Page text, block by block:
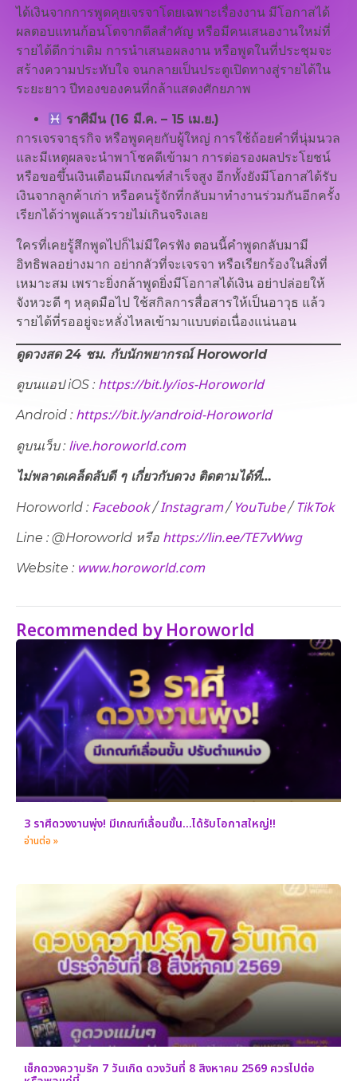
ได้เงินจากการพูดคุยเจรจาโดยเฉพาะเรื่องงาน มีโอกาสได้
ผลตอบแทนก้อนโตจากดีลสำคัญ หรือมีคนเสนองานใหม่ที่
รายได้ดีกว่าเดิม การนำเสนอผลงาน หรือพูดในที่ประชุมจะ
สร้างความประทับใจ จนกลายเป็นประตูเปิดทางสู่รายได้ใน
ระยะยาว ปีทองของคนที่กล้าแสดงศักยภาพ
ราศีมีน (16 มี.ค. – 15 เม.ย.)
การเจรจาธุรกิจ หรือพูดคุยกับผู้ใหญ่ การใช้ถ้อยคำที่นุ่มนวล
และมีเหตุผลจะนำพาโชคดีเข้ามา การต่อรองผลประโยชน์
หรือขอขึ้นเงินเดือนมีเกณฑ์สำเร็จสูง อีกทั้งยังมีโอกาสได้รับ
เงินจากลูกค้าเก่า หรือคนรู้จักที่กลับมาทำงานร่วมกันอีกครั้ง
เรียกได้ว่าพูดแล้วรวยไม่เกินจริงเลย
ใครที่เคยรู้สึกพูดไปก็ไม่มีใครฟัง ตอนนี้คำพูดกลับมามี
อิทธิพลอย่างมาก อย่ากลัวที่จะเจรจา หรือเรียกร้องในสิ่งที่
เหมาะสม เพราะยิ่งกล้าพูดยิ่งมีโอกาสได้เงิน อย่าปล่อยให้
จังหวะดี ๆ หลุดมือไป ใช้สกิลการสื่อสารให้เป็นอาวุธ แล้ว
รายได้ที่รออยู่จะหลั่งไหลเข้ามาแบบต่อเนื่องแน่นอน
ดูดวงสด 24 ชม. กับนักพยากรณ์ Horoworld
ดูบนแอป iOS : https://bit.ly/ios-Horoworld
Android : https://bit.ly/android-Horoworld
ดูบนเว็บ​ : live.horoworld.com
ไม่พลาดเคล็ดลับดี ๆ เกี่ยวกับดวง ติดตามได้ที่…
Horoworld : Facebook/Instagram/ YouTube/ TikTok
Line : @Horoworld หรือ https://lin.ee/TE7vWwg
Website : www.horoworld.com
Recommended by Horoworld
3 ราศีดวงงานพุ่ง! มีเกณฑ์เลื่อนขั้น…ได้รับโอกาสใหญ่!!
อ่านต่อ »
เช็กดวงความรัก 7 วันเกิด ดวงวันที่ 8 สิงหาคม 2569 ควรไปต่อ